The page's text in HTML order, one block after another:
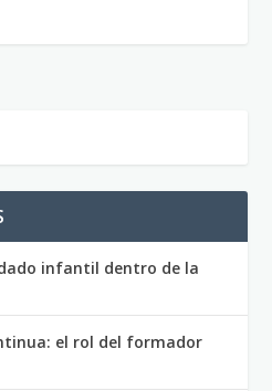
infantil dentro de la
el rol del formador